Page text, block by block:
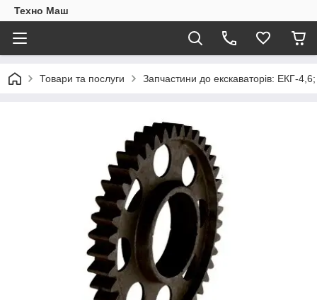
Техно Маш
Товари та послуги Запчастини до екскаваторів: ЕКГ-